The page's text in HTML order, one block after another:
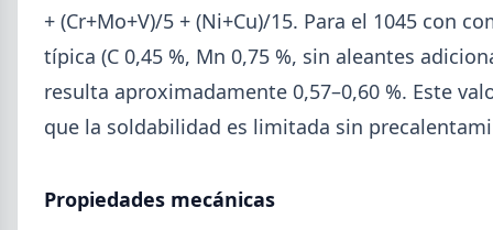
GENERAL
+ (Cr+Mo+V)/5 + (Ni+Cu)/15. Para el 1045 con
típica (C 0,45 %, Mn 0,75 %, sin aleantes
resulta aproximadamente 0,57–0,60 %. Este
que la soldabilidad es limitada sin
Propiedades mecánicas